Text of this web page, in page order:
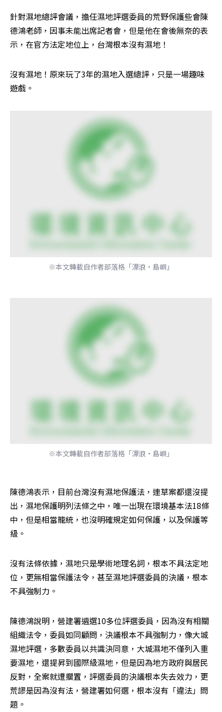
針對濕地總評會議，擔任濕地評選委員的荒野保護些會陳
德鴻老師，因事未能出席記者會，但是他在會後無奈的表
示，在官方法定地位上，台灣根本沒有濕地！
沒有濕地！原來玩了3年的濕地入選總評，只是一場趣味
遊戲。
※本文轉載自作者部落格「漂浪‧島嶼」
※本文轉載自作者部落格「漂浪‧島嶼」
陳德鴻表示，目前台灣沒有濕地保護法，連草案都還沒提
出，濕地保護明列法條之中，唯一出現在環境基本法18條
中，但是相當籠統，也沒明確規定如何保護，以及保護等
級。
沒有法條依據，濕地只是學術地理名詞，根本不具法定地
位，更無相當保護法令，甚至濕地評選委員的決議，根本
不具強制力。
陳德鴻說明，營建署遴選10多位評選委員，因為沒有相關
組織法令，委員如同顧問，決議根本不具強制力，像大城
濕地評選，多數委員以共識決同意，大城濕地不僅列入重
要濕地，還提昇到國際級濕地，但是因為地方政府與居民
反對，全案就遭擱置，評選委員的決議根本失去效力，更
荒謬是因為沒有法，營建署如何選，根本沒有「違法」問
題。